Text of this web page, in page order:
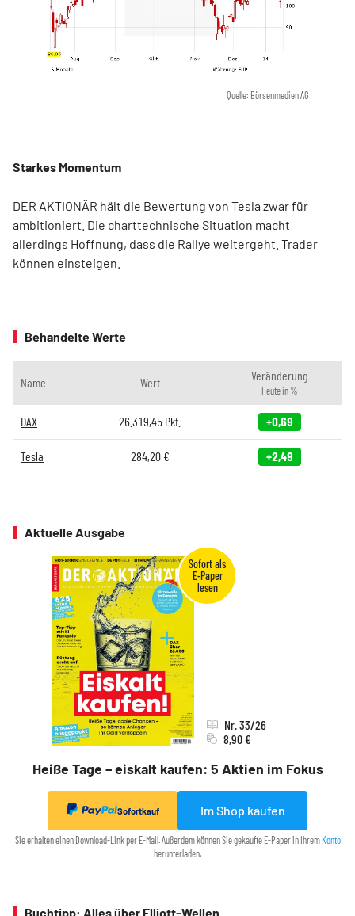
Quelle: Börsenmedien AG
Starkes Momentum
DER AKTIONÄR hält die Bewertung von Tesla zwar für
ambitioniert. Die charttechnische Situation macht
allerdings Hoffnung, dass die Rallye weitergeht. Trader
können einsteigen.
Behandelte Werte
Name Wert Veränderung
Heute in %
DAX 26.319,45 Pkt. +0,69
Tesla 284,20€ +2,49
Aktuelle Ausgabe
Heiße Tage – eiskalt kaufen: 5 Aktien im Fokus
Nr. 33/26
8,90 €
Sofortkauf Im Shop kaufen
Sie erhalten einen Download-Link per E-Mail. Außerdem können Sie gekaufte E-Paper in Ihrem Konto
herunterladen.
Buchtipp: Alles über Elliott-Wellen